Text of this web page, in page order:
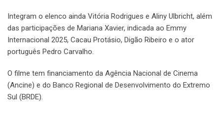
Integram o elenco ainda Vitória Rodrigues e Aliny Ulbricht, além
das participações de Mariana Xavier, indicada ao Emmy
Internacional 2025, Cacau Protásio, Digão Ribeiro e o ator
português Pedro Carvalho.
O filme tem financiamento da Agência Nacional de Cinema
(Ancine) e do Banco Regional de Desenvolvimento do Extremo
Sul (BRDE).